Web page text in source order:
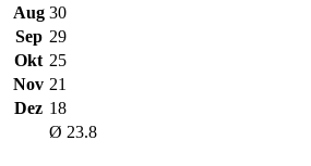
Aug 30
Sep 29
Okt 25
Nov 21
Dez 18
Ø 23.8